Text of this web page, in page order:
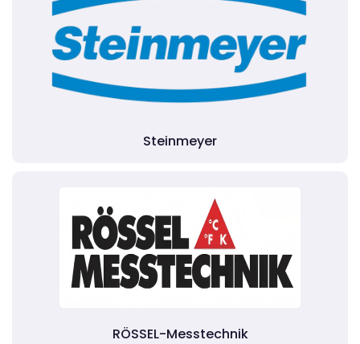
Steinmeyer
RÖSSEL-Messtechnik